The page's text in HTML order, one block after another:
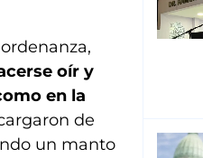
oír y
en la
de
un manto